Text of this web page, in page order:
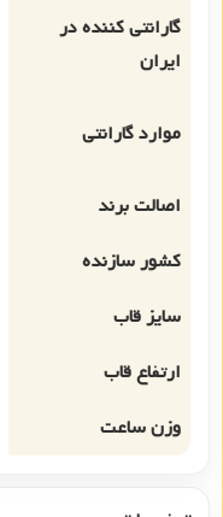
گارانتی کننده در
ایران
موارد گارانتی
اصالت برند
کشور سازنده
سایز قاب
ارتفاع قاب
وزن ساعت